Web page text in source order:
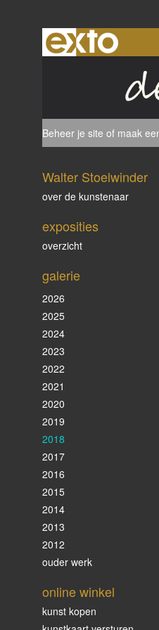
Beheer je site of maak
Walter Stoelwinder
over de kunstenaar
exposities
overzicht
galerie
2026
2025
2024
2023
2022
2021
2020
2019
2018
2017
2016
2015
2014
2013
2012
ouder werk
online winkel
kunst kopen